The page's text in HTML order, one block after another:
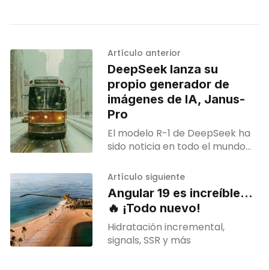
Artículo anterior
DeepSeek lanza su
propio generador de
imágenes de IA, Janus-
Pro
El modelo R-1 de DeepSeek ha
sido noticia en todo el mundo
trata de una alternativa
asequible y de código abierto al
modelo o1 de OpenAI.
Artículo siguiente
Angular 19 es increíble...
🔥 ¡Todo nuevo!
Hidratación incremental,
signals, SSR y más